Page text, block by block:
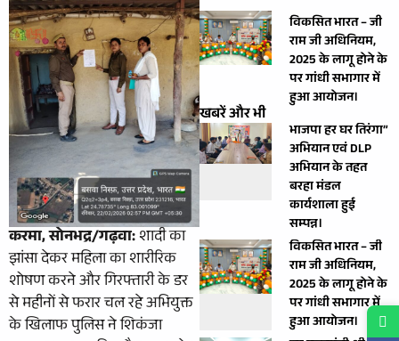
करमा, सोनभद्र/गढ़वा:शादी का
झांसा देकर महिला का शारीरिक
शोषण करने और गिरफ्तारी के डर
से महीनों से फरार चल रहे अभियुक्त
के खिलाफ पुलिस ने शिकंजा
विकसित भारत – जी
राम जी अधिनियम,
2025 के लागू होने के
पर गांधी सभागार में
हुआ आयोजन।
खबरें और भी
भाजपा हर घर तिरंगा”
अभियान एवं DLP
अभियान के तहत
बरहा मंडल
कार्यशाला हुई
सम्पन्न।
विकसित भारत – जी
राम जी अधिनियम,
2025 के लागू होने के
पर गांधी सभागार में
हुआ आयोजन।